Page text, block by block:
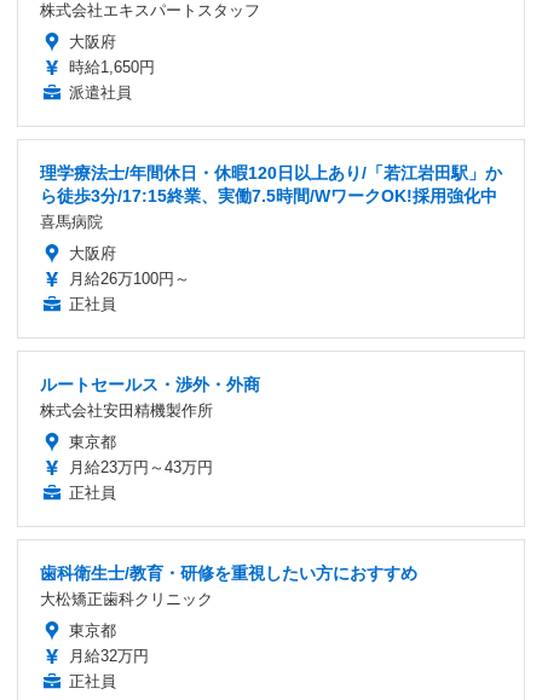
株式会社エキスパートスタッフ
大阪府
時給1,650円
派遣社員
理学療法士/年間休日・休暇120日以上あり/「若江岩田駅」か
ら徒歩3分/17:15終業、実働7.5時間/WワークOK!採用強化中
喜馬病院
大阪府
月給26万100円～
正社員
ルートセールス・渉外・外商
株式会社安田精機製作所
東京都
月給23万円～43万円
正社員
歯科衛生士/教育・研修を重視したい方におすすめ
大松矯正歯科クリニック
東京都
月給32万円
正社員